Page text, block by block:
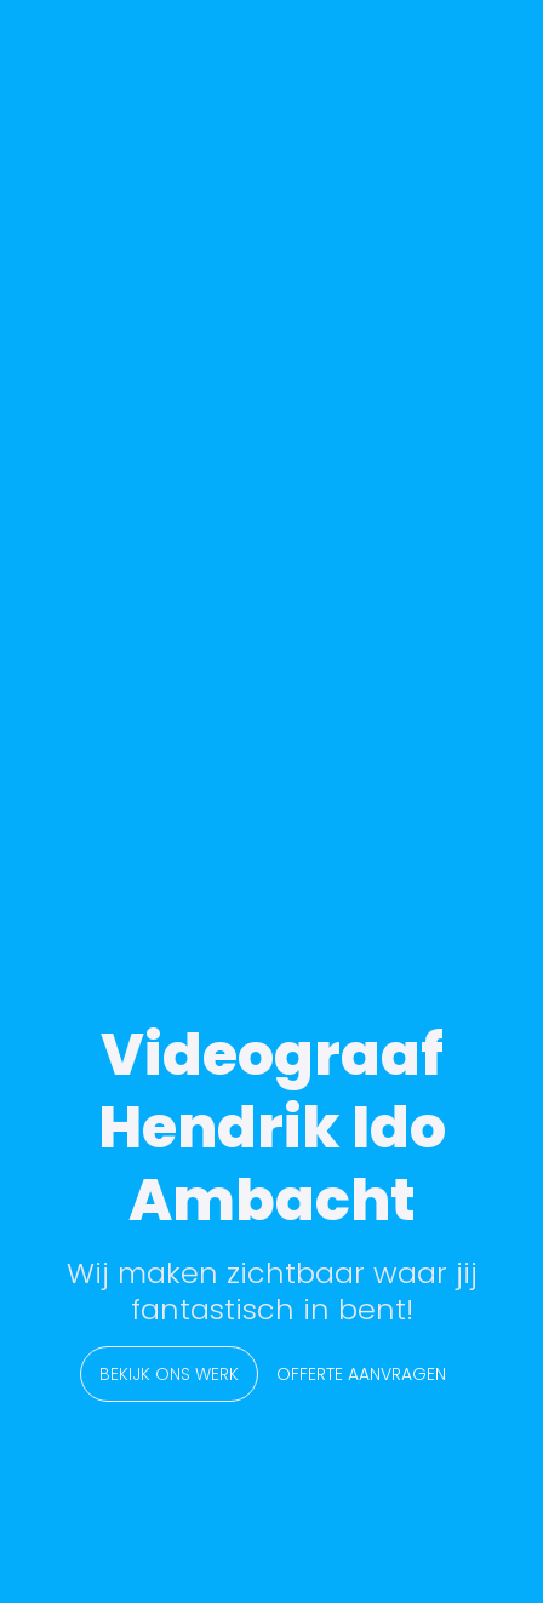
Videograaf
Hendrik Ido
Ambacht
Wij maken zichtbaar waar jij
fantastisch in bent!
BEKIJK ONS WERK OFFERTE AANVRAGEN